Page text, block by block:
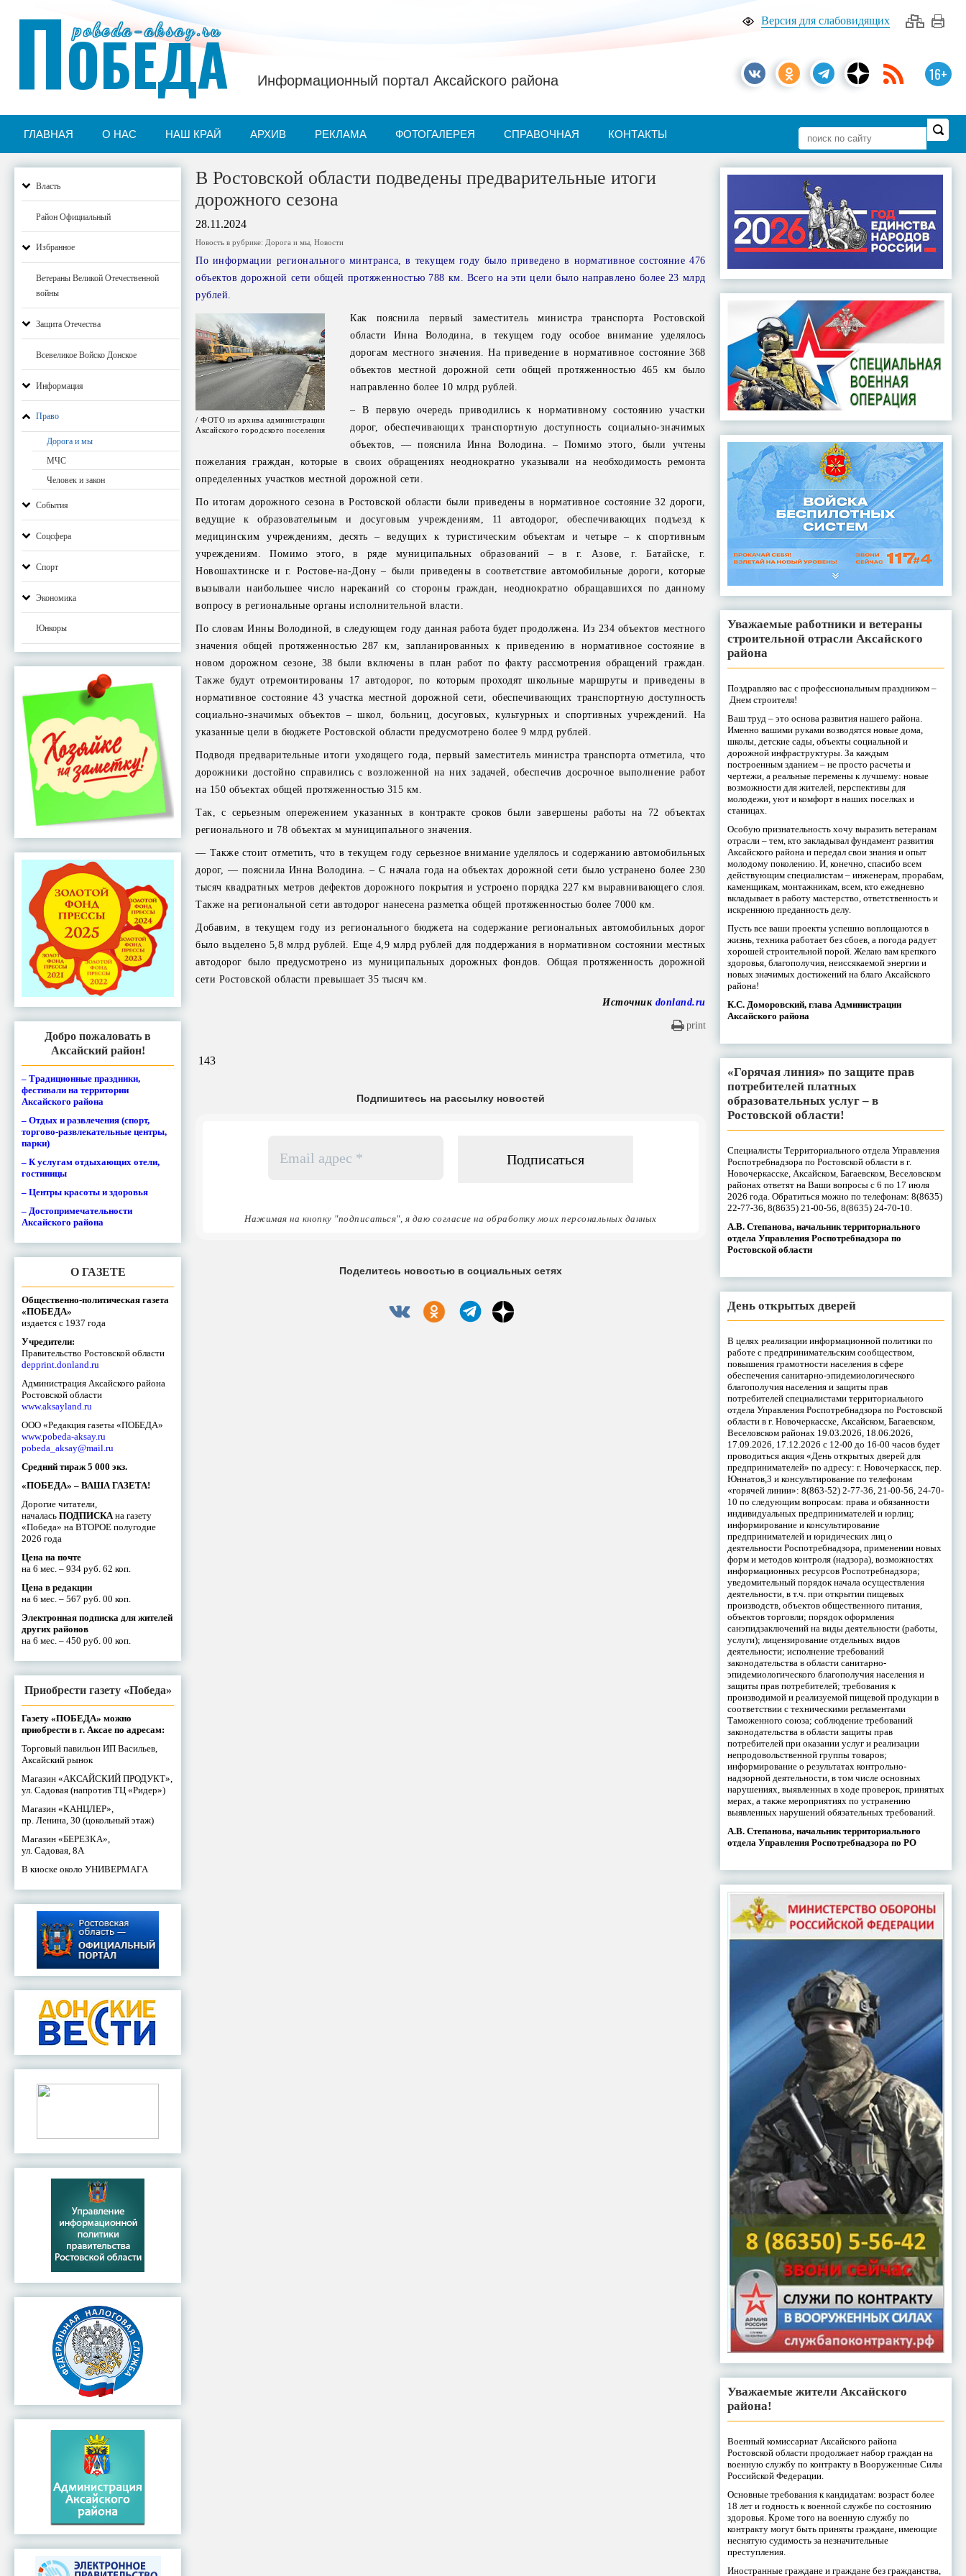
Версия для слабовидящих
16+
pobeda-aksay.ru
ПОБЕДА Информационный портал Аксайского района
ГЛАВНАЯ О НАС НАШ КРАЙ АРХИВ РЕКЛАМА ФОТОГАЛЕРЕЯ СПРАВОЧНАЯ КОНТАКТЫ
Власть
Район Официальный
Избранное
Ветераны Великой Отечественной
войны
Защита Отечества
Всевеликое Войско Донское
Информация
Право
Дорога и мы
МЧС
Человек и закон
События
Соцсфера
Спорт
Экономика
Юнкоры
Добро пожаловать в
Аксайский район!
– Традиционные праздники,
фестивали на территории
Аксайского района
– Отдых и развлечения (спорт,
торгово-развлекательные центры,
парки)
– К услугам отдыхающих отели,
гостиницы
– Центры красоты и здоровья
– Достопримечательности
Аксайского района
О ГАЗЕТЕ
Общественно-политическая газета
«ПОБЕДА»
издается с 1937 года
Учредители:
Правительство Ростовской области
depprint.donland.ru
Администрация Аксайского района
Ростовской области
www.aksayland.ru
ООО «Редакция газеты «ПОБЕДА»
www.pobeda-aksay.ru
pobeda_aksay@mail.ru
Средний тираж 5 000 экз.
«ПОБЕДА» – ВАША ГАЗЕТА!
Дорогие читатели,
началась ПОДПИСКАна газету
«Победа» на ВТОРОЕ полугодие
2026 года
Цена на почте
на 6 мес. – 934 руб. 62 коп.
Цена в редакции
на 6 мес. – 567 руб. 00 коп.
Электронная подписка для жителей
других районов
на 6 мес. – 450 руб. 00 коп.
Приобрести газету «Победа»
Газету «ПОБЕДА» можно
приобрести в г. Аксае по адресам:
Торговый павильон ИП Васильев,
Аксайский рынок
Магазин «АКСАЙСКИЙ ПРОДУКТ»,
ул. Садовая (напротив ТЦ «Ридер»)
Магазин «КАНЦЛЕР»,
пр. Ленина, 30 (цокольный этаж)
Магазин «БЕРЕЗКА»,
ул. Садовая, 8А
В киоске около УНИВЕРМАГА
В Ростовской области подведены предварительные итоги
дорожного сезона
28.11.2024
Новость в рубрике: Дорога и мы ,Новости
По информации регионального минтранса, в текущем году было приведено в нормативное состояние 476
объектов дорожной сети общей протяженностью 788 км. Всего на эти цели было направлено более 23 млрд
рублей.
/ ФОТО из архива администрации
Аксайского городского поселения
Как пояснила первый заместитель министра транспорта Ростовской
области Инна Володина, в текущем году особое внимание уделялось
дорогам местного значения. На приведение в нормативное состояние 368
объектов местной дорожной сети общей протяженностью 465 км было
направленно более 10 млрд рублей.
– В первую очередь приводились к нормативному состоянию участки
дорог, обеспечивающих транспортную доступность социально-значимых
объектов, — пояснила Инна Володина. – Помимо этого, были учтены
пожелания граждан, которые в своих обращениях неоднократно указывали на необходимость ремонта
определенных участков местной дорожной сети.
По итогам дорожного сезона в Ростовской области были приведены в нормативное состояние 32 дороги,
ведущие к образовательным и досуговым учреждениям, 11 автодорог, обеспечивающих подъезд к
медицинским учреждениям, десять – ведущих к туристическим объектам и четыре – к спортивным
учреждениям. Помимо этого, в ряде муниципальных образований – в г. Азове, г. Батайске, г.
Новошахтинске и г. Ростове-на-Дону – были приведены в соответствие автомобильные дороги, которые
вызывали наибольшее число нареканий со стороны граждан, неоднократно обращавшихся по данному
вопросу в региональные органы исполнительной власти.
По словам Инны Володиной, в следующем году данная работа будет продолжена. Из 234 объектов местного
значения общей протяженностью 287 км, запланированных к приведению в нормативное состояние в
новом дорожном сезоне, 38 были включены в план работ по факту рассмотрения обращений граждан.
Также будут отремонтированы 17 автодорог, по которым проходят школьные маршруты и приведены в
нормативное состояние 43 участка местной дорожной сети, обеспечивающих транспортную доступность
социально-значимых объектов – школ, больниц, досуговых, культурных и спортивных учреждений. На
указанные цели в бюджете Ростовской области предусмотрено более 9 млрд рублей.
Подводя предварительные итоги уходящего года, первый заместитель министра транспорта отметила, что
дорожники достойно справились с возложенной на них задачей, обеспечив досрочное выполнение работ
на 150 объектах общей протяженностью 315 км.
Так, с серьезным опережением указанных в контракте сроков были завершены работы на 72 объектах
регионального и 78 объектах м муниципального значения.
— Также стоит отметить, что в текущем году серьезное внимание уделялось и содержанию автомобильных
дорог, — пояснила Инна Володина. – С начала года на объектах дорожной сети было устранено более 230
тысяч квадратных метров дефектов дорожного покрытия и устроено порядка 227 км выравнивающего слоя.
Также на региональной сети автодорог нанесена разметка общей протяженностью более 7000 км.
Добавим, в текущем году из регионального бюджета на содержание региональных автомобильных дорог
было выделено 5,8 млрд рублей. Еще 4,9 млрд рублей для поддержания в нормативном состоянии местных
автодорог было предусмотрено из муниципальных дорожных фондов. Общая протяженность дорожной
сети Ростовской области превышает 35 тысяч км.
Источник donland.ru
print
143
Подпишитесь на рассылку новостей
адрес
Нажимая на кнопку "подписаться", я даю согласие на обработку моих персональных данных
Поделитесь новостью в социальных сетях
Уважаемые работники и ветераны
строительной отрасли Аксайского
района
Поздравляю вас с профессиональным праздником –
Днем строителя!
Ваш труд – это основа развития нашего района.
Именно вашими руками возводятся новые дома,
школы, детские сады, объекты социальной и
дорожной инфраструктуры. За каждым
построенным зданием – не просто расчеты и
чертежи, а реальные перемены к лучшему: новые
возможности для жителей, перспективы для
молодежи, уют и комфорт в наших поселках и
станицах.
Особую признательность хочу выразить ветеранам
отрасли – тем, кто закладывал фундамент развития
Аксайского района и передал свои знания и опыт
молодому поколению. И, конечно, спасибо всем
действующим специалистам – инженерам, прорабам,
каменщикам, монтажникам, всем, кто ежедневно
вкладывает в работу мастерство, ответственность и
искреннюю преданность делу.
Пусть все ваши проекты успешно воплощаются в
жизнь, техника работает без сбоев, а погода радует
хорошей строительной порой. Желаю вам крепкого
здоровья, благополучия, неиссякаемой энергии и
новых значимых достижений на благо Аксайского
района!
К.С. Доморовский, глава Администрации
Аксайского района
«Горячая линия» по защите прав
потребителей платных
образовательных услуг – в
Ростовской области!
Специалисты Территориального отдела Управления
Роспотребнадзора по Ростовской области в г.
Новочеркасске, Аксайском, Багаевском, Веселовском
районах ответят на Ваши вопросы с 6 по 17 июля
2026 года. Обратиться можно по телефонам: 8(8635)
22-77-36, 8(8635) 21-00-56, 8(8635) 24-70-10.
А.В. Степанова, начальник территориального
отдела Управления Роспотребнадзора по
Ростовской области
День открытых дверей
В целях реализации информационной политики по
работе с предпринимательским сообществом,
повышения грамотности населения в сфере
обеспечения санитарно-эпидемиологического
благополучия населения и защиты прав
потребителей специалистами территориального
отдела Управления Роспотребнадзора по Ростовской
области в г. Новочеркасске, Аксайском, Багаевском,
Веселовском районах 19.03.2026, 18.06.2026,
17.09.2026, 17.12.2026 с 12-00 до 16-00 часов будет
проводиться акция «День открытых дверей для
предпринимателей» по адресу: г. Новочеркасск, пер.
Юннатов,3 и консультирование по телефонам
«горячей линии»: 8(863-52) 2-77-36, 21-00-56, 24-70-
10 по следующим вопросам: права и обязанности
индивидуальных предпринимателей и юрлиц;
информирование и консультирование
предпринимателей и юридических лиц о
деятельности Роспотребнадзора, применении новых
форм и методов контроля (надзора), возможностях
информационных ресурсов Роспотребнадзора;
уведомительный порядок начала осуществления
деятельности, в т.ч. при открытии пищевых
производств, объектов общественного питания,
объектов торговли; порядок оформления
санэпидзаключений на виды деятельности (работы,
услуги); лицензирование отдельных видов
деятельности; исполнение требований
законодательства в области санитарно-
эпидемиологического благополучия населения и
защиты прав потребителей; требования к
производимой и реализуемой пищевой продукции в
соответствии с техническими регламентами
Таможенного союза; соблюдение требований
законодательства в области защиты прав
потребителей при оказании услуг и реализации
непродовольственной группы товаров;
информирование о результатах контрольно-
надзорной деятельности, в том числе основных
нарушениях, выявленных в ходе проверок, принятых
мерах, а также мероприятиях по устранению
выявленных нарушений обязательных требований.
А.В. Степанова, начальник территориального
отдела Управления Роспотребнадзора по РО
Уважаемые жители Аксайского
района!
Военный комиссариат Аксайского района
Ростовской области продолжает набор граждан на
военную службу по контракту в Вооруженные Силы
Российской Федерации.
Основные требования к кандидатам: возраст более
18 лет и годность к военной службе по состоянию
здоровья. Кроме того на военную службу по
контракту могут быть приняты граждане, имеющие
неснятую судимость за незначительные
преступления.
Иностранные граждане и граждане без гражданства,